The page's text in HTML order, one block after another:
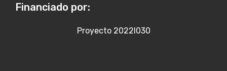
Financiado por:
Proyecto 2022I030